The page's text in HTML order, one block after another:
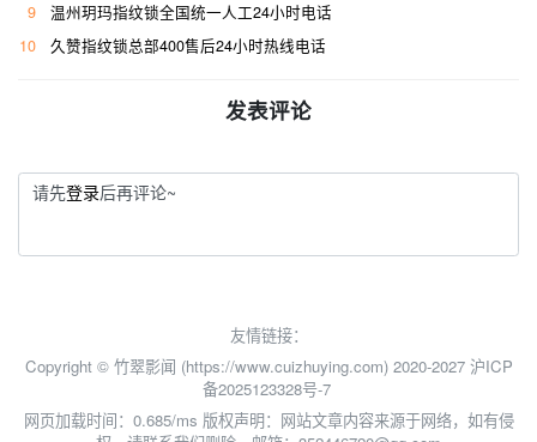
9
温州玥玛指纹锁全国统一人工24小时电话
10
久赞指纹锁总部400售后24小时热线电话
发表评论
请先登录后再评论~
友情链接：
Copyright © 竹翠影闻 (https://www.cuizhuying.com) 2020-2027 沪ICP
备2025123328号-7
网页加载时间：0.685/ms 版权声明：网站文章内容来源于网络，如有侵